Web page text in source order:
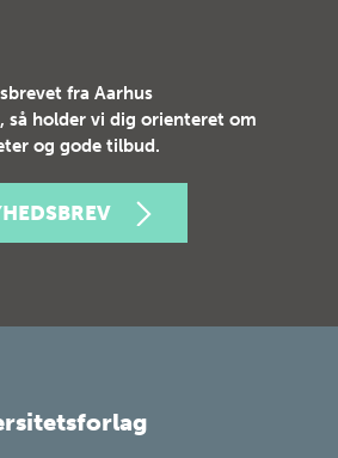
fra Aarhus
så holder vi dig orienteret om
og gode tilbud.